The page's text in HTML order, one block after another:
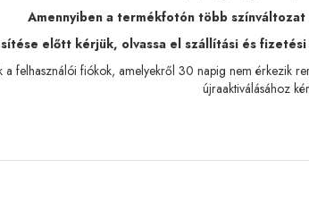
Amennyiben a termékfotón több
előtt kérjük, olvassa el szállítási és
felhasználói fiókok, amelyekről 30 napig nem érkezik
újraaktiválásához